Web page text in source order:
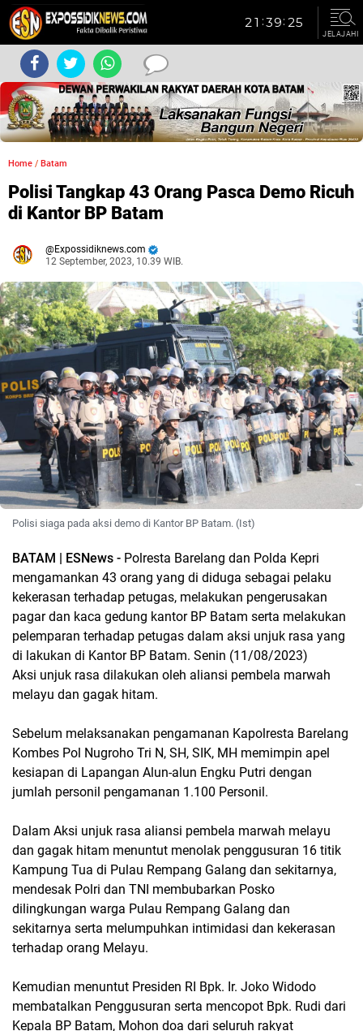
JELAJAHI
Home / Batam
Polisi Tangkap 43 Orang Pasca Demo Ricuh
di Kantor BP Batam
Expossidiknews.com
12 September, 2023, 10.39 WIB.
Polisi siaga pada aksi demo di Kantor BP Batam. (Ist)
BATAM | ESNews - Polresta Barelang dan Polda Kepri
mengamankan 43 orang yang di diduga sebagai pelaku
kekerasan terhadap petugas, melakukan pengerusakan
pagar dan kaca gedung kantor BP Batam serta melakukan
pelemparan terhadap petugas dalam aksi unjuk rasa yang
di lakukan di Kantor BP Batam. Senin (11/08/2023)
Aksi unjuk rasa dilakukan oleh aliansi pembela marwah
melayu dan gagak hitam.
Sebelum melaksanakan pengamanan Kapolresta Barelang
Kombes Pol Nugroho Tri N, SH, SIK, MH memimpin apel
kesiapan di Lapangan Alun-alun Engku Putri dengan
jumlah personil pengamanan 1.100 Personil.
Dalam Aksi unjuk rasa aliansi pembela marwah melayu
dan gagak hitam menuntut menolak penggusuran 16 titik
Kampung Tua di Pulau Rempang Galang dan sekitarnya,
mendesak Polri dan TNI membubarkan Posko
dilingkungan warga Pulau Rempang Galang dan
sekitarnya serta melumpuhkan intimidasi dan kekerasan
terhadap orang Melayu.
Kemudian menuntut Presiden RI Bpk. Ir. Joko Widodo
membatalkan Penggusuran serta mencopot Bpk. Rudi dari
Kepala BP Batam, Mohon doa dari seluruh rakyat